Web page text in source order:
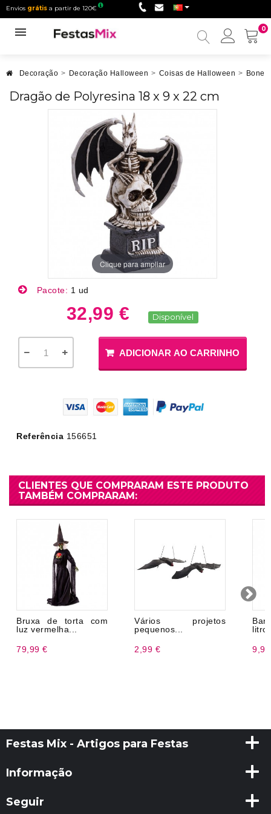
Envios grátis a partir de 120€
0
Minha
Decoração > Decoração Halloween > Coisas de Halloween >
Dragão de Polyresina 18 x 9 x 22 cm
Clique para ampliar
Pacote: 1 ud
32,99 € Disponível
ADICIONAR AO CARRINHO
Referência 156651
CLIENTES QUE COMPRARAM ESTE PRODUTO
TAMBÉM COMPRARAM:
Bruxa de torta com
luz vermelha...
79,99 €
Vários projetos
pequenos...
2,99 €
litro
Festas Mix - Artigos para Festas
Informação
Seguir